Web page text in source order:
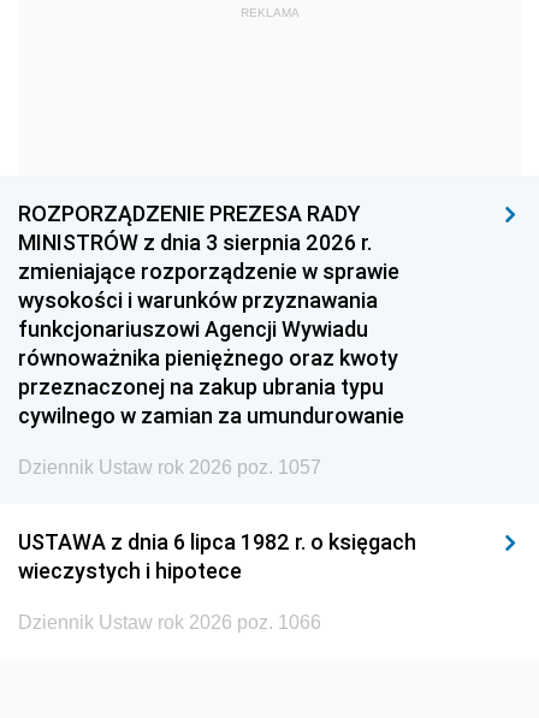
1957 1956
1954 1953
1951 1950
1948 1947
1945 1944 1939
1938 1937 1936
1935 1934
1929 1928 1927
REKLAMA
ROZPORZĄDZENIE PREZESA RADY
MINISTRÓW z dnia 3 sierpnia 2026 r.
zmieniające rozporządzenie w sprawie
wysokości i warunków przyznawania
funkcjonariuszowi Agencji Wywiadu
równoważnika pieniężnego oraz kwoty
przeznaczonej na zakup ubrania typu
cywilnego w zamian za umundurowanie
Dziennik Ustaw rok 2026 poz. 1057
USTAWA z dnia 6 lipca 1982 r. o księgach
wieczystych i hipotece
Dziennik Ustaw rok 2026 poz. 1066